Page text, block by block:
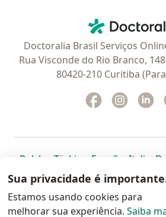
Doctoralia Brasil Serviços
Rua Visconde do Rio Branco,
80420-210 Curitiba
Facebook
abre num
abre
Polska abre num novo separador
Türkiye abre num novo
España abre
Italia
Portugal abre num novo
, México abre num
, abre
Brasil
Colombia
www.doctoralia.com.br © 2026 -
Sua privacidade é
Estamos usando cookies para
melhorar sua experiência. Saiba